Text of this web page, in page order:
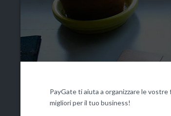
PayGate ti aiuta a organizzare le
migliori per il tuo business!